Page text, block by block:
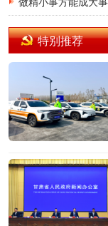
特别推荐